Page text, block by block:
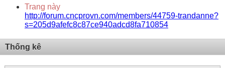
Trang này
http://forum.cncprovn.com/members/44759-trandanne?
s=205d9afefc8c87ce940adcd8fa710854
Thống kê